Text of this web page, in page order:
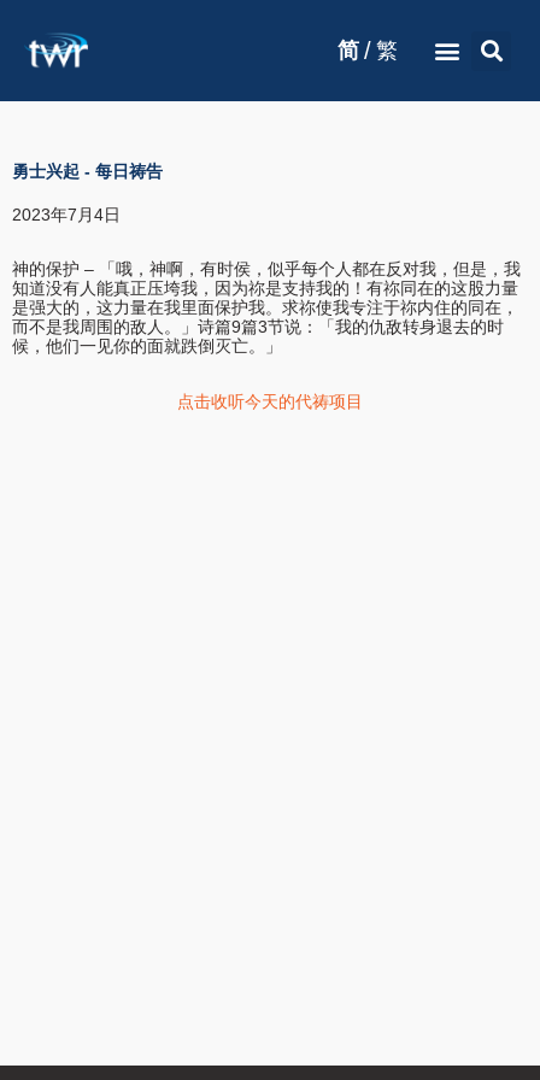
简 / 繁
勇士兴起 - 每日祷告
2023年7月4日
神的保护 – 「哦，神啊，有时侯，似乎每个人都在反对我，但是，我
知道没有人能真正压垮我，因为祢是支持我的！有祢同在的这股力量
是强大的，这力量在我里面保护我。求祢使我专注于祢内住的同在，
而不是我周围的敌人。」诗篇9篇3节说：「我的仇敌转身退去的时
候，他们一见你的面就跌倒灭亡。」
点击收听今天的代祷项目